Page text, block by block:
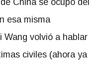
China se ocupó del
esa misma
Wang volvió a hablar
civiles (ahora ya